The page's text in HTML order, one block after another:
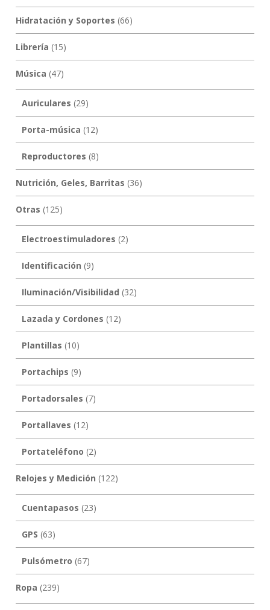
Hidratación y Soportes (66)
Librería (15)
Música (47)
Auriculares (29)
Porta-música (12)
Reproductores (8)
Nutrición, Geles, Barritas (36)
Otras (125)
Electroestimuladores (2)
Identificación (9)
Iluminación/Visibilidad (32)
Lazada y Cordones (12)
Plantillas (10)
Portachips (9)
Portadorsales (7)
Portallaves (12)
Portateléfono (2)
Relojes y Medición (122)
Cuentapasos (23)
GPS (63)
Pulsómetro (67)
Ropa (239)